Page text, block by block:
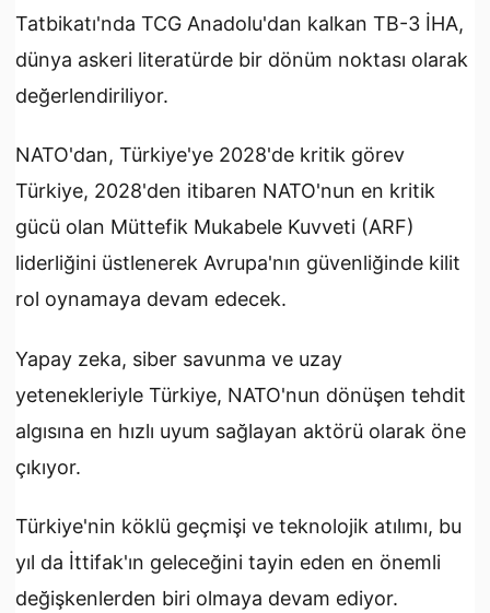
Tatbikatı'nda TCG Anadolu'dan kalkan TB-3 İHA,
dünya askeri literatürde bir dönüm noktası olarak
değerlendiriliyor.
NATO'dan, Türkiye'ye 2028'de kritik görev
Türkiye, 2028'den itibaren NATO'nun en kritik
gücü olan Müttefik Mukabele Kuvveti (ARF)
liderliğini üstlenerek Avrupa'nın güvenliğinde kilit
rol oynamaya devam edecek.
Yapay zeka, siber savunma ve uzay
yetenekleriyle Türkiye, NATO'nun dönüşen tehdit
algısına en hızlı uyum sağlayan aktörü olarak öne
çıkıyor.
Türkiye'nin köklü geçmişi ve teknolojik atılımı, bu
yıl da İttifak'ın geleceğini tayin eden en önemli
değişkenlerden biri olmaya devam ediyor.